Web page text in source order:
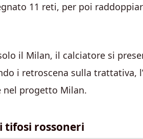
11 reti, per poi
il Milan, il calciatore si
i retroscena sulla trattativa,
nel progetto Milan.
tifosi rossoneri